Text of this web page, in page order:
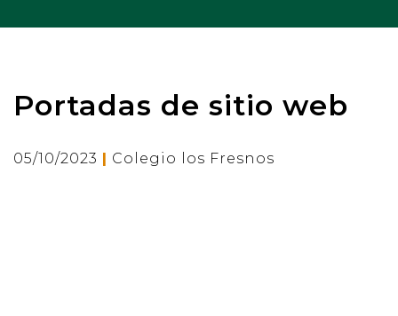
Portadas de sitio web
05/10/2023 | Colegio los Fresnos